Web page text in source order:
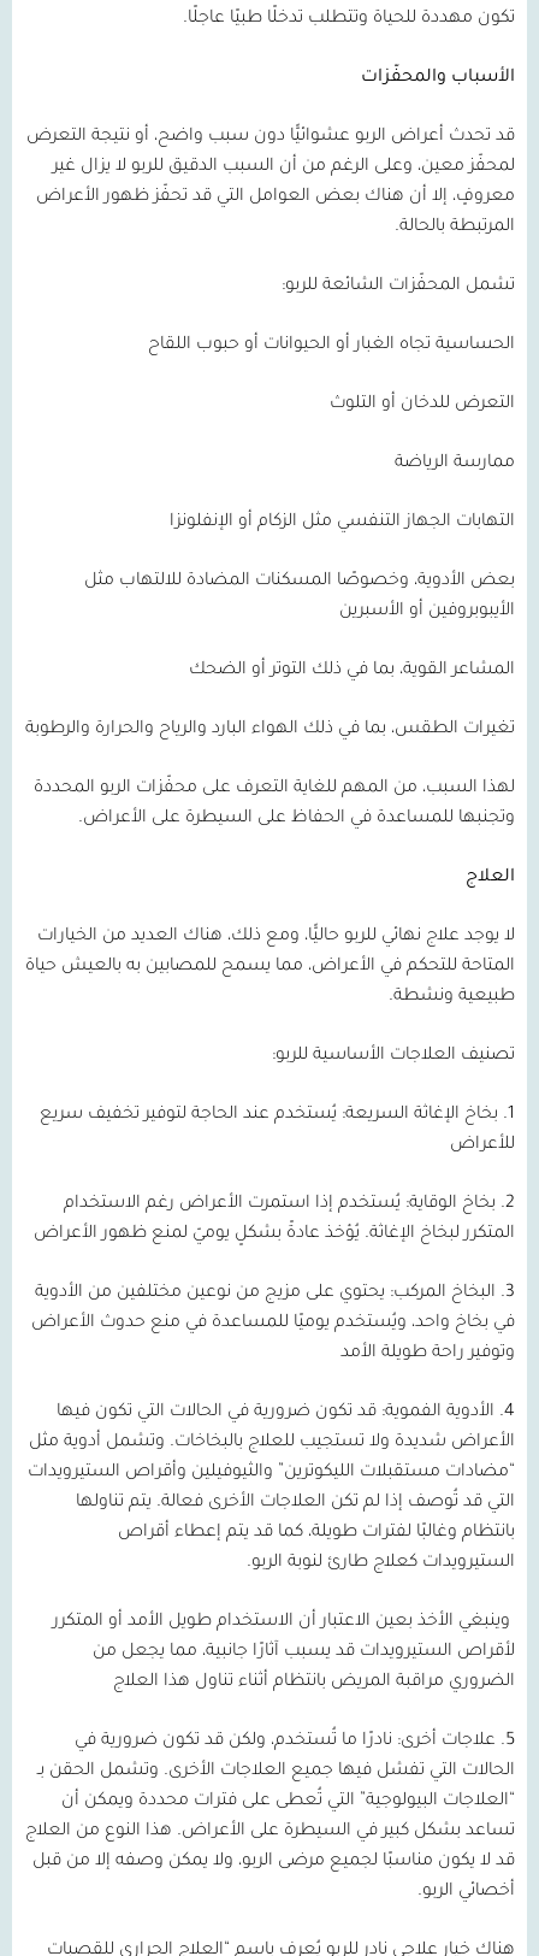
تكون مهددة للحياة وتتطلب تدخلًا طبيًا عاجلًا.
الأسباب والمحفّزات
قد تحدث أعراض الربو عشوائيًّا دون سبب واضح، أو نتيجة التعرض
لمحفّز معين، وعلى الرغم من أن السبب الدقيق للربو لا يزال غير
معروفٍ، إلا أن هناك بعض العوامل التي قد تحفّز ظهور الأعراض
المرتبطة بالحالة.
تشمل المحفّزات الشائعة للربو:
الحساسية تجاه الغبار أو الحيوانات أو حبوب اللقاح
التعرض للدخان أو التلوث
ممارسة الرياضة
التهابات الجهاز التنفسي مثل الزكام أو الإنفلونزا
بعض الأدوية، وخصوصًا المسكنات المضادة للالتهاب مثل
الأيبوبروفين أو الأسبرين
المشاعر القوية، بما في ذلك التوتر أو الضحك
تغيرات الطقس، بما في ذلك الهواء البارد والرياح والحرارة والرطوبة
لهذا السبب، من المهم للغاية التعرف على محفّزات الربو المحددة
وتجنبها للمساعدة في الحفاظ على السيطرة على الأعراض.
العلاج
لا يوجد علاج نهائي للربو حاليًّا، ومع ذلك، هناك العديد من الخيارات
المتاحة للتحكم في الأعراض، مما يسمح للمصابين به بالعيش حياة
طبيعية ونشطة.
تصنيف العلاجات الأساسية للربو:
1. بخاخ الإغاثة السريعة: يُستخدم عند الحاجة لتوفير تخفيف سريع
للأعراض
2. بخاخ الوقاية: يُستخدم إذا استمرت الأعراض رغم الاستخدام
المتكرر لبخاخ الإغاثة. يُؤخذ عادةً بشكلٍ يوميّ لمنع ظهور الأعراض
3. البخاخ المركب: يحتوي على مزيج من نوعين مختلفين من الأدوية
في بخاخ واحد، ويُستخدم يوميًا للمساعدة في منع حدوث الأعراض
وتوفير راحة طويلة الأمد
4. الأدوية الفموية: قد تكون ضرورية في الحالات التي تكون فيها
الأعراض شديدة ولا تستجيب للعلاج بالبخاخات. وتشمل أدوية مثل
“مضادات مستقبلات الليكوترين” والثيوفيلين وأقراص الستيرويدات
التي قد تُوصف إذا لم تكن العلاجات الأخرى فعالة. يتم تناولها
بانتظام وغالبًا لفترات طويلة، كما قد يتم إعطاء أقراص
الستيرويدات كعلاج طارئ لنوبة الربو.
وينبغي الأخذ بعين الاعتبار أن الاستخدام طويل الأمد أو المتكرر
لأقراص الستيرويدات قد يسبب آثارًا جانبية، مما يجعل من
الضروري مراقبة المريض بانتظام أثناء تناول هذا العلاج
5. علاجات أخرى: نادرًا ما تُستخدم، ولكن قد تكون ضرورية في
الحالات التي تفشل فيها جميع العلاجات الأخرى. وتشمل الحقن بـ
“العلاجات البيولوجية” التي تُعطى على فترات محددة ويمكن أن
تساعد بشكل كبير في السيطرة على الأعراض. هذا النوع من العلاج
قد لا يكون مناسبًا لجميع مرضى الربو، ولا يمكن وصفه إلا من قبل
أخصائي الربو.
هناك خيار علاجي نادر للربو يُعرف باسم “العلاج الحراري للقصبات